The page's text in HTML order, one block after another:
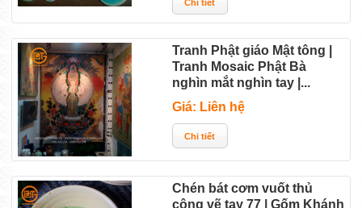
Tranh Phật giáo Mật tông |
Tranh Mosaic Phật Bà
nghìn mắt nghìn tay |...
Giá: Liên hệ
Chén bát cơm vuốt thủ
công vẽ tay 77 | Gốm Khánh